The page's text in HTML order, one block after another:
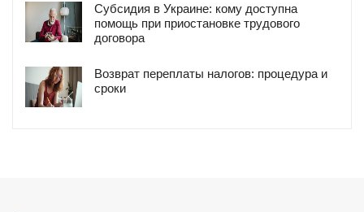
Субсидия в Украине: кому доступна
помощь при приостановке трудового
договора
Возврат переплаты налогов: процедура и
сроки